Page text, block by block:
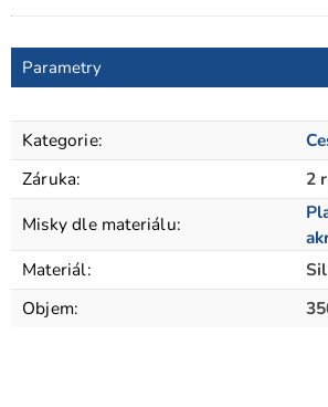
Parametry
Kategorie:
Záruka:
2
Misky dle materiálu:
Materiál:
Objem: